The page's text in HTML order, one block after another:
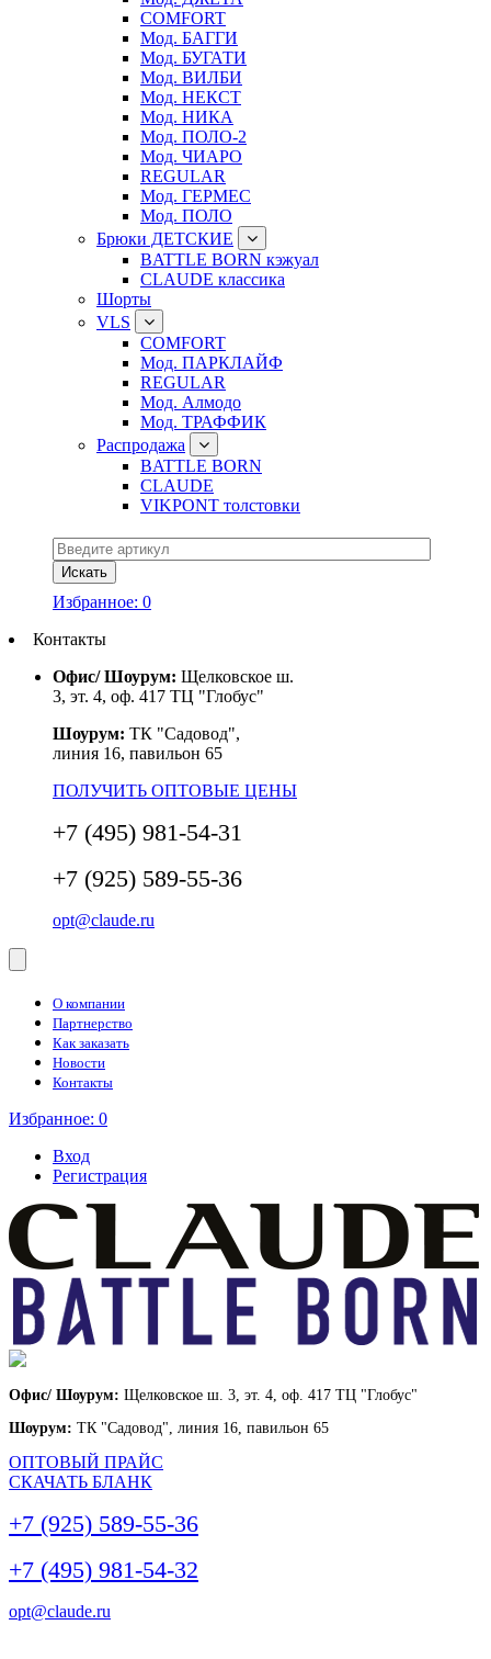
COMFORT
Мод. БАГГИ
Мод. БУГАТИ
Мод. ВИЛБИ
Мод. НЕКСТ
Мод. НИКА
Мод. ПОЛО-2
Мод. ЧИАРО
REGULAR
Мод. ГЕРМЕС
Мод. ПОЛО
Брюки ДЕТСКИЕ
BATTLE BORN кэжуал
CLAUDE классика
Шорты
VLS
COMFORT
Мод. ПАРКЛАЙФ
REGULAR
Мод. Алмодо
Мод. ТРАФФИК
Распродажа
BATTLE BORN
CLAUDE
VIKPONT толстовки
Избранное: 0
Контакты
Офис/ Шоурум: Щелковское ш.
3, эт. 4, оф. 417 ТЦ "Глобус"
Шоурум: ТК "Садовод",
линия 16, павильон 65
ПОЛУЧИТЬ ОПТОВЫЕ ЦЕНЫ
+7 (495) 981-54-31
+7 (925) 589-55-36
opt@claude.ru
О компании
Партнерство
Как заказать
Новости
Контакты
Избранное: 0
Вход
Регистрация
Офис/ Шоурум: Щелковское ш. 3, эт. 4, оф. 417 ТЦ "Глобус"
Шоурум: ТК "Садовод", линия 16, павильон 65
ОПТОВЫЙ ПРАЙС
СКАЧАТЬ БЛАНК
+7 (925) 589-55-36
+7 (495) 981-54-32
opt@claude.ru